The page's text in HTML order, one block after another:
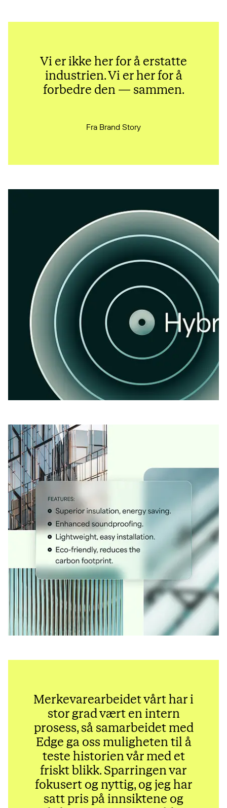
Vi er ikke her for å erstatte
industrien. Vi er her for å
forbedre den — sammen.
Fra Brand Story
Merkevarearbeidet vårt har i
stor grad vært en intern
prosess, så samarbeidet med
Edge ga oss muligheten til å
teste historien vår med et
friskt blikk. Sparringen var
fokusert og nyttig, og jeg har
satt pris på innsiktene og